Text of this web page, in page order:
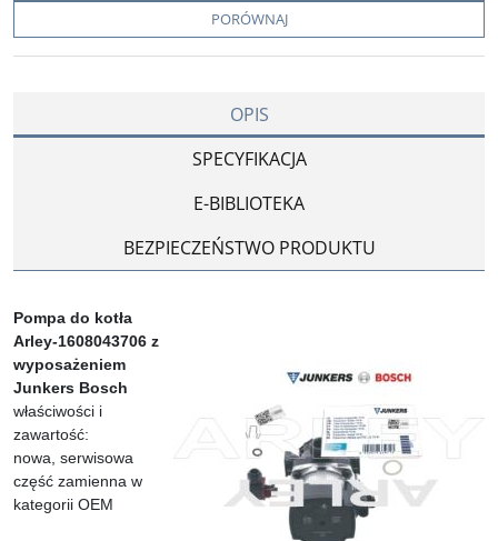
PORÓWNAJ
OPIS
SPECYFIKACJA
E-BIBLIOTEKA
BEZPIECZEŃSTWO PRODUKTU
Pompa do kotła
Arley-1608043706 z
wyposażeniem
Junkers Bosch
właściwości i
zawartość:
nowa, serwisowa
część zamienna w
kategorii OEM